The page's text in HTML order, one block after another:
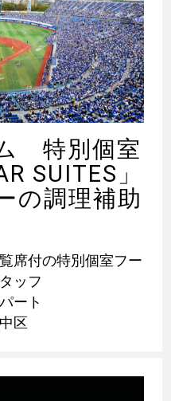
特別個室
SUITES」
の調理補助
席付の特別個室フー
ッフ
ート
区